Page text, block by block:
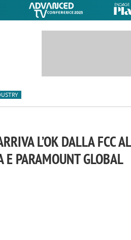
L’OK DALLA FCC
E PARAMOUNT GLOBAL